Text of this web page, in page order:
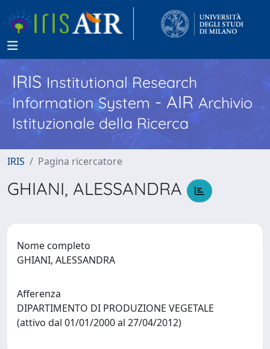
IRISInstitutional Research
Information System - AIR Archivio
Istituzionale della Ricerca
IRIS Pagina ricercatore
GHIANI, ALESSANDRA
Nome completo
GHIANI, ALESSANDRA
Afferenza
DIPARTIMENTO DI PRODUZIONE VEGETALE
(attivo dal 01/01/2000 al 27/04/2012)